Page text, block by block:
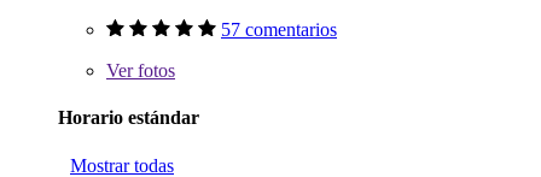
57 comentarios
Verfotos
Horario estándar
Mostrar todas